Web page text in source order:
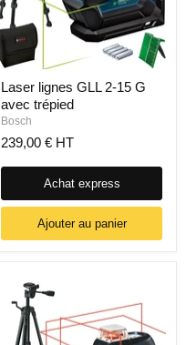
Laser lignes GLL 2-15 G
avec trépied
Bosch
239,00 € HT
Achat express
Ajouter au panier